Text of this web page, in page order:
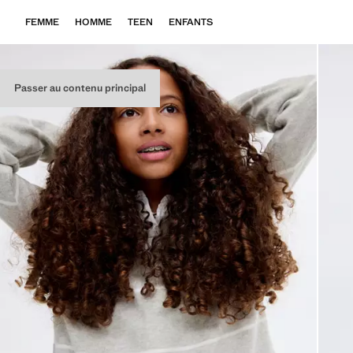
Passer au contenu principal
FEMME HOMME TEEN ENFANTS